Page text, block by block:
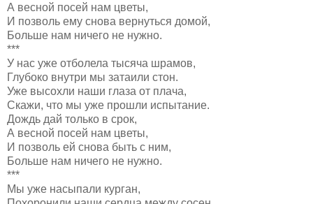
А весной посей нам цветы,
И позволь ему снова вернуться домой,
Больше нам ничего не нужно.
***
У нас уже отболела тысяча шрамов,
Глубоко внутри мы затаили стон.
Уже высохли наши глаза от плача,
Скажи, что мы уже прошли испытание.
Дождь дай только в срок,
А весной посей нам цветы,
И позволь ей снова быть с ним,
Больше нам ничего не нужно.
***
Мы уже насыпали курган,